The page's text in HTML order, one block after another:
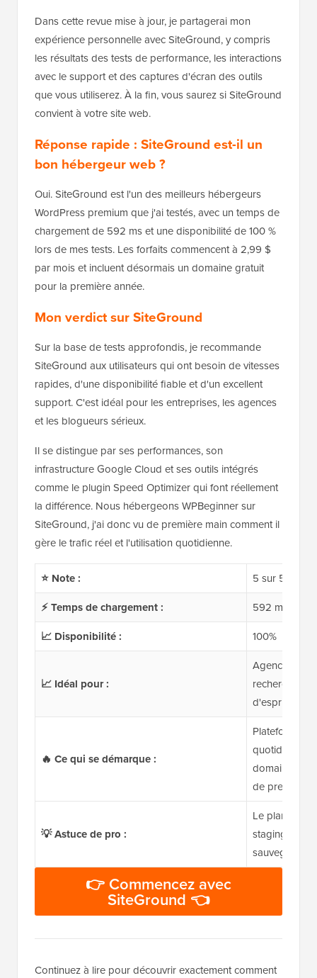
Dans cette revue mise à jour, je partagerai mon
expérience personnelle avec SiteGround, y compris
les résultats des tests de performance, les interactions
avec le support et des captures d'écran des outils
que vous utiliserez. À la fin, vous saurez si SiteGround
convient à votre site web.
Réponse rapide : SiteGround est-il un
bon hébergeur web ?
Oui. SiteGround est l'un des meilleurs hébergeurs
WordPress premium que j'ai testés, avec un temps de
chargement de 592 ms et une disponibilité de 100 %
lors de mes tests. Les forfaits commencent à 2,99 $
par mois et incluent désormais un domaine gratuit
pour la première année.
Mon verdict sur SiteGround
Sur la base de tests approfondis, je recommande
SiteGround aux utilisateurs qui ont besoin de vitesses
rapides, d'une disponibilité fiable et d'un excellent
support. C'est idéal pour les entreprises, les agences
et les blogueurs sérieux.
Il se distingue par ses performances, son
infrastructure Google Cloud et ses outils intégrés
comme le plugin Speed Optimizer qui font réellement
la différence. Nous hébergeons WPBeginner sur
SiteGround, j'ai donc vu de première main comment il
gère le trafic réel et l'utilisation quotidienne.
⭐ Note : 5 sur 5
⚡ Temps de chargement : 592 ms
📈 Disponibilité : 100%
📈 Idéal pour :
Agences,
recherchent
d'esprit
🔥 Ce qui se démarque :
Plateforme
quotidiennes,
domaine
de premier
💡 Astuce de pro :
Le plan
staging, au
sauvegardes
👉 Commencez avec
SiteGround 👈
Continuez à lire pour découvrir exactement comment